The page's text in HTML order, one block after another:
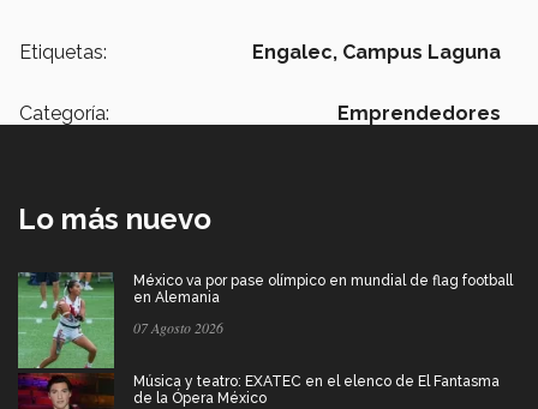
Etiquetas: Engalec, Campus Laguna
Categoría: Emprendedores
Lo más nuevo
México va por pase olímpico en mundial de flag football
en Alemania
07 Agosto 2026
Música y teatro: EXATEC en el elenco de El Fantasma
de la Ópera México